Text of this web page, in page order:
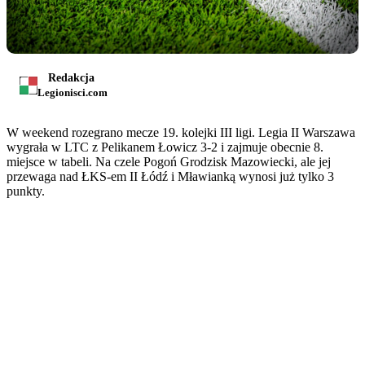
Redakcja
Legionisci.com
W weekend rozegrano mecze 19. kolejki III ligi. Legia II Warszawa
wygrała w LTC z Pelikanem Łowicz 3-2 i zajmuje obecnie 8.
miejsce w tabeli. Na czele Pogoń Grodzisk Mazowiecki, ale jej
przewaga nad ŁKS-em II Łódź i Mławianką wynosi już tylko 3
punkty.